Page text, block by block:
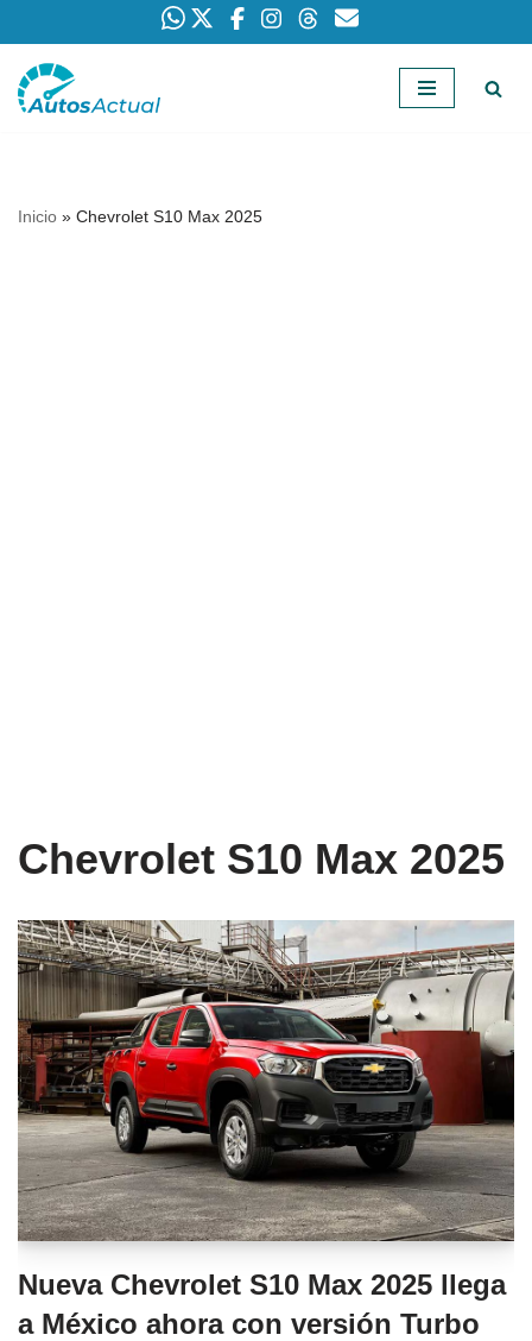
Saltar
Inicio » Chevrolet S10 Max 2025
Chevrolet S10 Max 2025
Nueva Chevrolet S10 Max 2025 llega
a México ahora con versión Turbo